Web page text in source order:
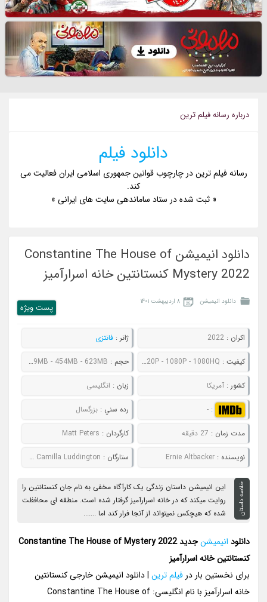
درباره رسانه فيلم ترين
دانلود فیلم
رسانه فیلم ترین در چارچوب قوانین جمهوری اسلامی ایران فعالیت می
کند.
« ثبت شده در ستاد ساماندهی سایت های ایرانی »
دانلود انیمیشن Constantine The House of
Mystery 2022 کنستانتین خانه اسرارآمیز
دانلود انیمیشن ۸ اردیبهشت ۱۴۰۱
پست ويژه
اکران :2022 ژانر : فانتزی
کيفيت : 480P - 720P - 1080P - 1080HQ حجم : 163MB - 229MB - 454MB - 623MB
کشور :آمریکا زبان : انگلیسی
:
- رده سني : بزرگسال
مدت زمان : 27 دقیقه کارگردان : Matt Peters
نويسنده :Ernie Altbacker ستارگان : Ray Chase # Robin Atkin Downes # Grey Griffin # Camilla Luddington
خلاصه داستان
این انیمیشن داستان زندگی یک کارآگاه مخفی به نام جان کنستانتین را
روایت میکند که در خانه اسرارآمیز گرفتار شده است. منطقه ای محافظت
شده که هیچکس نمیتواند از آنجا فرار کند اما .......
دانلود انیمیشن
جدید Constantine The House of Mystery 2022
کنستانتین خانه اسرارآمیز
برای نخستین بار درفیلم ترین | دانلود انیمیشن خارجی کنستانتین
خانه اسرارآمیز با نام انگلیسی: Constantine The House of